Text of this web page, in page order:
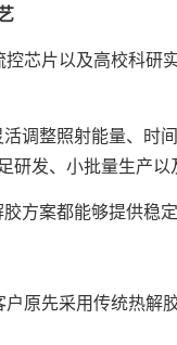
片以及高校科研
整照射能量、时
发、小批量生产以
案都能够提供稳定
先采用传统热解